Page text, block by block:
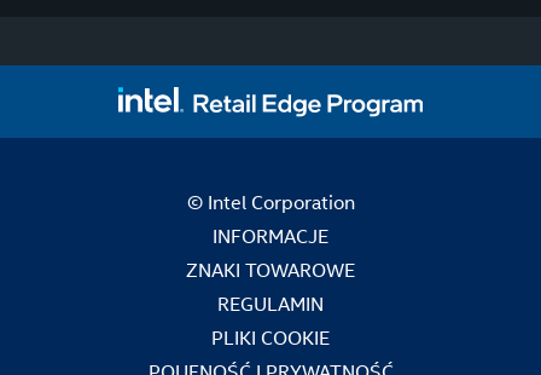
© Intel Corporation
INFORMACJE
ZNAKI TOWAROWE
REGULAMIN
PLIKI COOKIE